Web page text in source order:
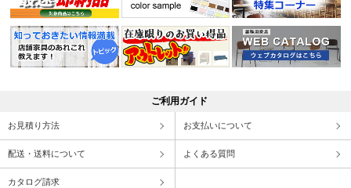
ご利用ガイド
お見積り方法 お支払いについて
配送・送料について よくある質問
カタログ請求